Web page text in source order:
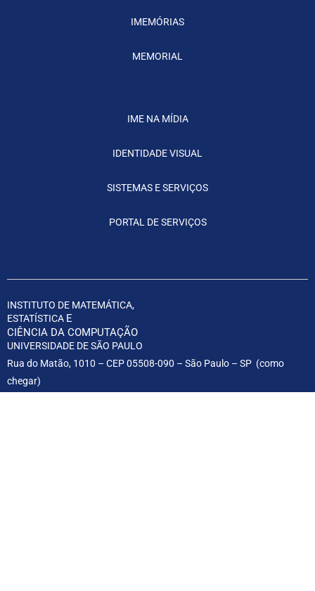
IMEMÓRIAS
MEMORIAL
IME NA MÍDIA
IDENTIDADE VISUAL
SISTEMAS E SERVIÇOS
PORTAL DE SERVIÇOS
INSTITUTO DE MATEMÁTICA,
ESTATÍSTICA E
CIÊNCIA DA COMPUTAÇÃO
UNIVERSIDADE DE SÃO PAULO
Rua do Matão, 1010 – CEP 05508-090 – São Paulo – SP (como
chegar)